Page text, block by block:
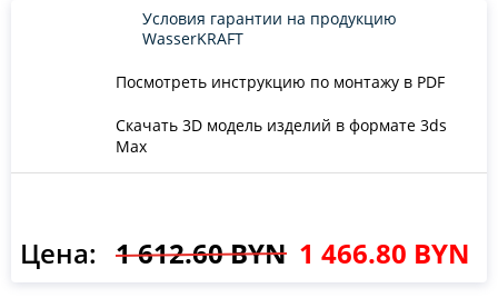
Посмотреть инструкцию по монтажу в PDF
Скачать 3D модель изделий в формате 3ds
Max
Условия гарантии на продукцию
WasserKRAFT
Цена: 1 612.60 BYN 1 466.80 BYN